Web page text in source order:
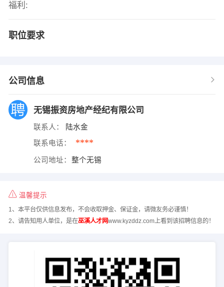
福利:
职位要求
公司信息
无锡振资房地产经纪有限公司
联系人： 陆水金
联系电话： ****
公司地址： 整个无锡
温馨提示
1、本平台仅供信息发布，不会收取押金、保证金，请微友务必谨慎！
2、请告知用人单位，是在巫溪人才网www.kyzddz.com上看到该招聘信息的！